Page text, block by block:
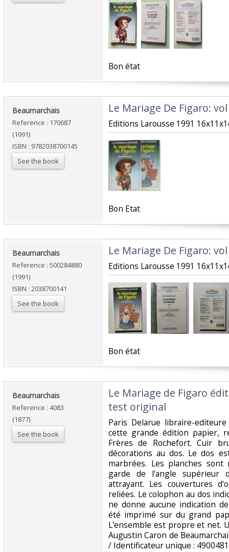
‎Bon état‎
‎Beaumarchais‎
Reference : 170687
(1991)
ISBN : 9782038700145
See the book
‎Le Mariage De Figaro:
‎Editions Larousse 1991
‎Bon Etat‎
‎Beaumarchais‎
Reference : 500284880
(1991)
ISBN : 2038700141
See the book
‎Le Mariage De Figaro:
‎Editions Larousse 1991
‎Bon état‎
‎Beaumarchais‎
Reference : 4083
(1877)
See the book
‎Le Mariage de Figaro
test original‎
‎Paris Delarue libraire-
cette grande édition papier,
Frères de Rochefort. Cuir
décorations au dos. Le dos
marbrées. Les planches sont
garde de l'angle supérieur
attrayant. Les couvertures
reliées. Le colophon au dos
ne donne aucune indication
été imprimé sur du grand
L'ensemble est propre et net.
Augustin Caron de
/ Identificateur unique :